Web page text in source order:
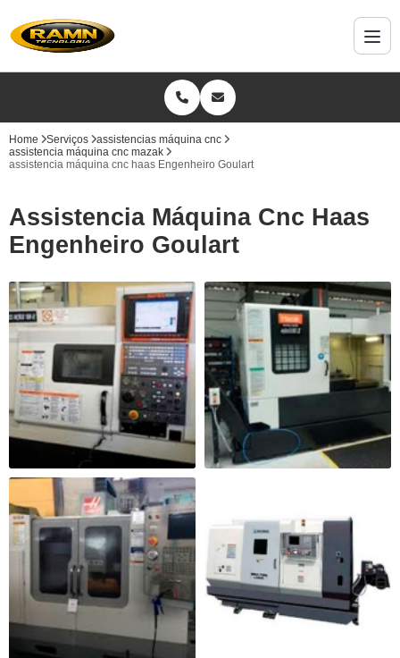
Home Serviços
assistencias máquina cnc
assistencia máquina cnc mazak
assistencia máquina cnc haas Engenheiro Goulart
Assistencia Máquina Cnc Haas
Engenheiro Goulart